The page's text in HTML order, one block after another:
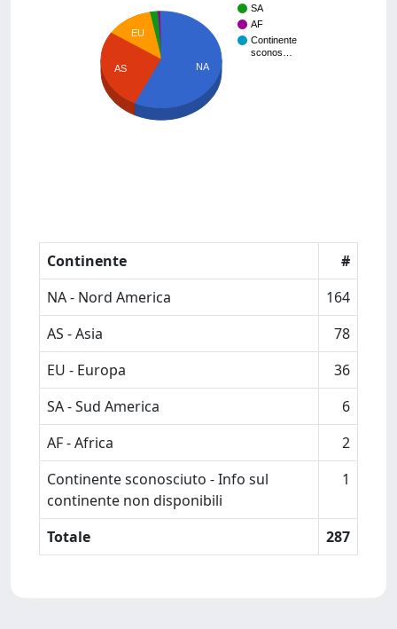
SA
AF
Continente
sconos…
EU
AS NA
Continente
#
NA - Nord America
164
AS - Asia
78
EU - Europa
36
SA - Sud America
6
AF - Africa
2
Continente sconosciuto - Info sul
continente non disponibili
1
Totale 287